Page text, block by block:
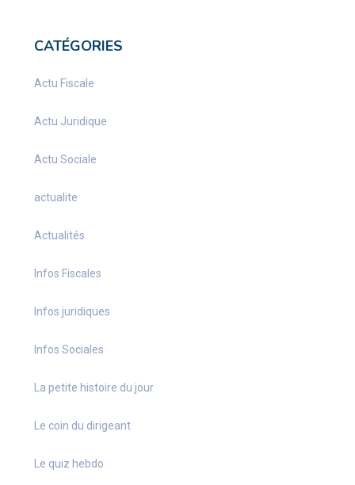
CATÉGORIES
Actu Fiscale
Actu Juridique
Actu Sociale
actualite
Actualités
Infos Fiscales
Infos juridiques
Infos Sociales
La petite histoire du jour
Le coin du dirigeant
Le quiz hebdo